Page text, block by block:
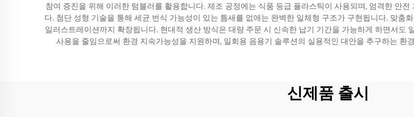
참여 증진을 위해 이러한 텀블러를 활용합니다. 제조 공정에는 식품 등급 플라스틱이 사용되며, 엄격한 안
다. 첨단 성형 기술을 통해 세균 번식 가능성이 있는 틈새를 없애는 완벽한 일체형 구조가 구현됩니다. 맞춤
일러스트레이션까지 확장됩니다. 현대적 생산 방식은 대량 주문 시 신속한 납기 기간을 가능하게 하면서도
사용을 줄임으로써 환경 지속가능성을 지원하며, 일회용 음용기 솔루션의 실용적인 대안을 추구하는 환
신제품 출시